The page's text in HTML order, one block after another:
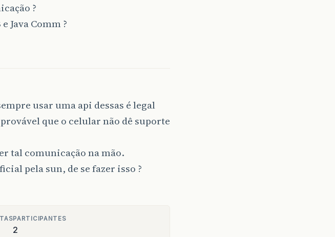
?
Java Comm ?
usar uma api dessas é legal
que o celular não dê suporte
tal comunicação na mão.
pela sun, de se fazer isso ?
PARTICIPANTES
2